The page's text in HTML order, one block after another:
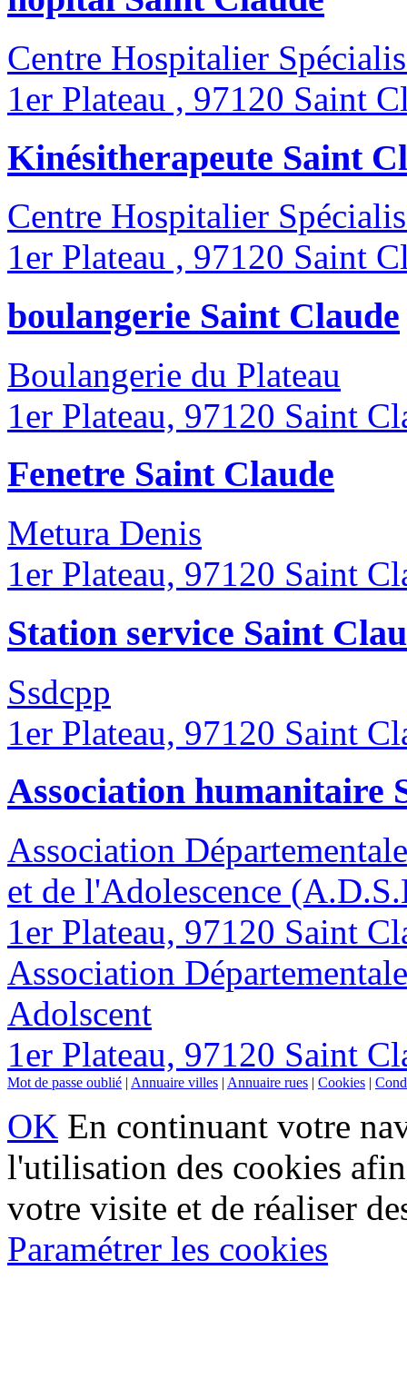
Centre Hospitalier
1er Plateau , 97120 Saint
Kinésitherapeute Saint
Centre Hospitalier
1er Plateau , 97120 Saint
boulangerie Saint Claude
Boulangerie du Plateau
1er Plateau, 97120 Saint
Fenetre Saint Claude
Metura Denis
1er Plateau, 97120 Saint
Station service Saint
Ssdcpp
1er Plateau, 97120 Saint
Association humanitaire
Association
et de l'Adolescence
1er Plateau, 97120 Saint
Association
Adolscent
1er Plateau, 97120 Saint
Mot de passe oublié | Annuaire villes | Annuaire rues | Cookies |
OK En continuant votre
l'utilisation des cookies
votre visite et de réaliser
Paramétrer les cookies